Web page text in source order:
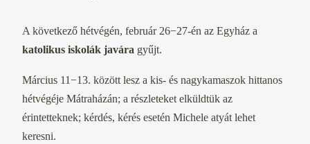
A következő hétvégén, február 26−27-én az Egyház a
katolikus iskolák javára gyűjt.
Március 11−13. között lesz a kis- és nagykamaszok hittanos
hétvégéje Mátraházán; a részleteket elküldtük az
érintetteknek; kérdés, kérés esetén Michele atyát lehet
keresni.